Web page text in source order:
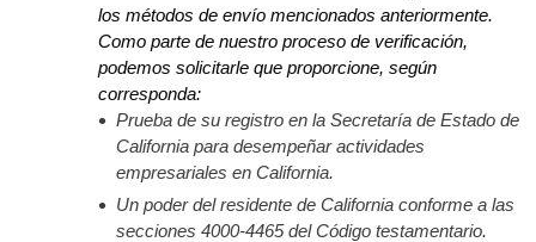
los métodos de envío mencionados anteriormente.
Como parte de nuestro proceso de verificación,
podemos solicitarle que proporcione, según
corresponda:
Prueba de su registro en la Secretaría de Estado de
California para desempeñar actividades
empresariales en California.
Un poder del residente de California conforme a las
secciones 4000-4465 del Código testamentario.